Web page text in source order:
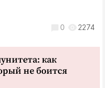
0 2274
как
не боится